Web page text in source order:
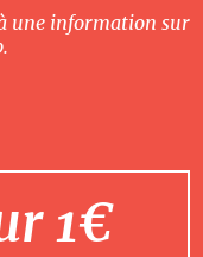
une information sur
1€